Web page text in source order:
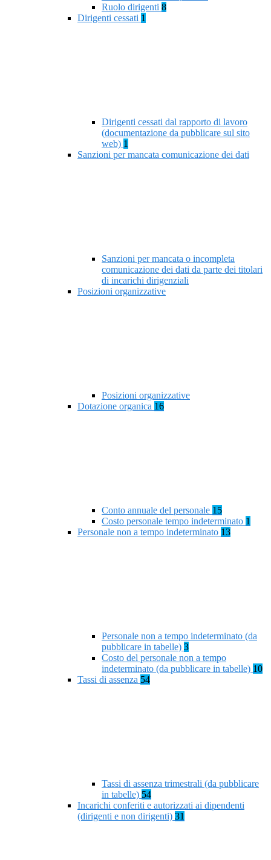
Ruolo dirigenti 8
Dirigenti cessati 1
Dirigenti cessati dal rapporto di lavoro
(documentazione da pubblicare sul sito
web) 1
Sanzioni per mancata comunicazione dei dati
Sanzioni per mancata o incompleta
comunicazione dei dati da parte dei titolari
di incarichi dirigenziali
Posizioni organizzative
Posizioni organizzative
Dotazione organica 16
Conto annuale del personale 15
Costo personale tempo indeterminato 1
Personale non a tempo indeterminato 13
Personale non a tempo indeterminato (da
pubblicare in tabelle) 3
Costo del personale non a tempo
indeterminato (da pubblicare in tabelle) 10
Tassi di assenza 54
Tassi di assenza trimestrali (da pubblicare
in tabelle) 54
Incarichi conferiti e autorizzati ai dipendenti
(dirigenti e non dirigenti) 31